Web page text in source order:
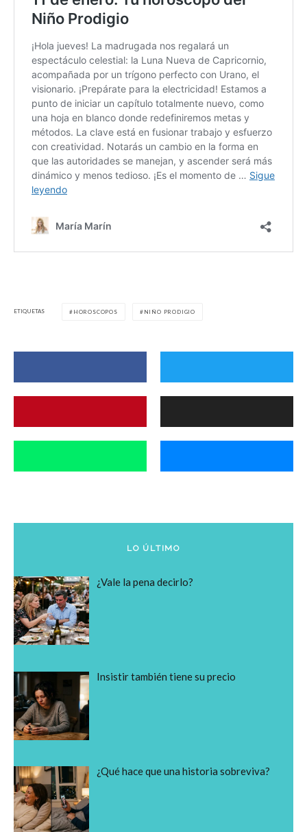
ETIQUETAS HOROSCOPOS NIÑO PRODIGIO
LO ÚLTIMO
¿Vale la pena decirlo?
Insistir también tiene su precio
¿Qué hace que una historia sobreviva?